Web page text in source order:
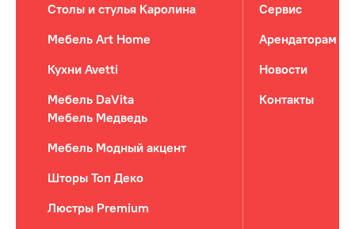
Столы и стулья Каролина
Мебель Art Home
Кухни Avetti
Мебель DaVita
Мебель Медведь
Мебель Модный акцент
Шторы Топ Деко
Люстры Premium
Сервис
Арендаторам
Новости
Контакты